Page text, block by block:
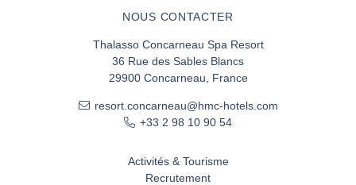
NOUS CONTACTER
Thalasso Concarneau Spa Resort
36 Rue des Sables Blancs
29900 Concarneau, France
resort.concarneau@hmc-hotels.com
+33 2 98 10 90 54
Activités & Tourisme
Recrutement